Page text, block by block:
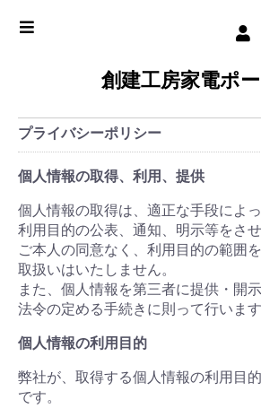
創建工房家電ポ
プライバシーポリシー
個人情報の取得、利用、提供
個人情報の取得は、適正な手段によ
利用目的の公表、通知、明示等をさせ
ご本人の同意なく、利用目的の範囲
取扱いはいたしません。
また、個人情報を第三者に提供・開
法令の定める手続きに則って行います
個人情報の利用目的
弊社が、取得する個人情報の利用目
です。